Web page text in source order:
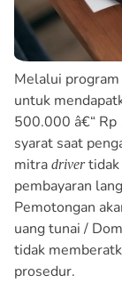
Melalui
untuk
500.000 â€“
syarat saat
mitra driver
pembayaran
Pemotongan
uang tunai /
tidak
prosedur.